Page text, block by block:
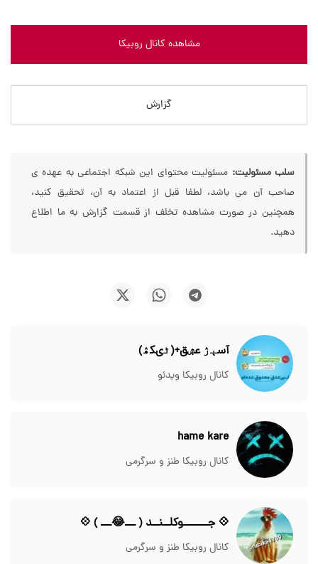
مشاهده کانال روبیکا
گزارش
سلب مسئولیت: مسئولیت محتوای این شبکه اجتماعی به عهده ی
صاحب آن می باشد، لطفا قبل از اعتماد به آن، تحقیق کنید،
همچنین در صورت مشاهده تخلف از قسمت گزارش به ما اطلاع
دهید.
آسېۯ عۺق+(ٹىکۿ)
کانال روبیکا ویدئو
hame kare
کانال روبیکا طنز و سرگرمی
💠 جـــــــوکلــنــد ( ـــ😂ـــ ) 💠
کانال روبیکا طنز و سرگرمی